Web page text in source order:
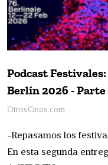
Podcast
Berlín 2026 - Parte
OtrosCines.com
-Repasamos los
En esta segunda